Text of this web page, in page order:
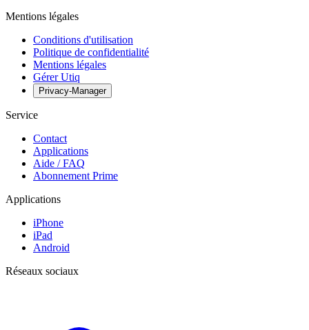
Mentions légales
Conditions d'utilisation
Politique de confidentialité
Mentions légales
Gérer Utiq
Privacy-Manager
Service
Contact
Applications
Aide / FAQ
Abonnement Prime
Applications
iPhone
iPad
Android
Réseaux sociaux